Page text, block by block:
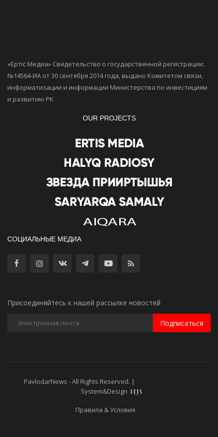
«Ертiс Медиа» Свидетельство о государственной регистрации:
№14564-ИА от 30 сентября 2014 года, выдано Комитетом связи,
информатизации и информации Министерства по инвестициям
и развитию РК
OUR PROJECTS
СОЦИАЛЬНЫЕ МЕДИА
Присоединяйтесь к нашей рассылке новостей
Подписаться
PavlodarNews - All Rights Reserved. |
System&Design
Правила & Условия